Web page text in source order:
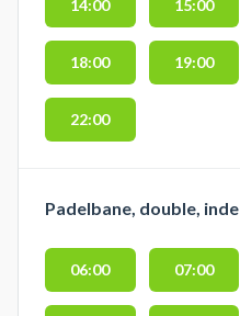
14:00 15:00
18:00 19:00
22:00
Padelbane, double, inde
06:00 07:00